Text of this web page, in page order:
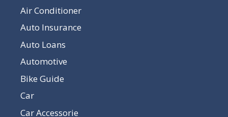
Air Conditioner
Auto Insurance
Auto Loans
Automotive
Bike Guide
Car
Car Accessorie